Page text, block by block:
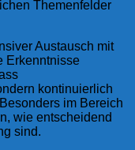
Themenfelder
Austausch mit
Erkenntnisse
kontinuierlich
im Bereich
wie entscheidend
sind.